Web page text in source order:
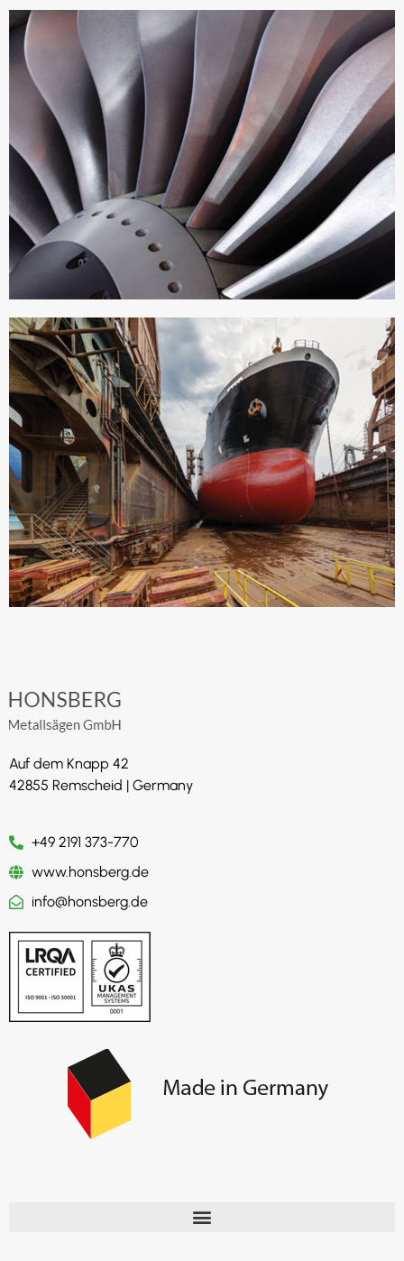
Auf dem Knapp 42
42855 Remscheid | Germany
+49 2191 373-770
www.honsberg.de
info@honsberg.de